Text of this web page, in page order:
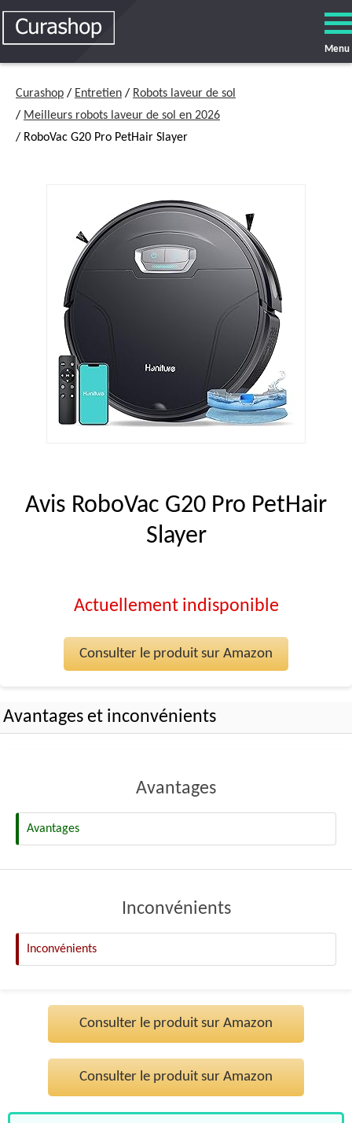
Menu
Curashop / Entretien / Robots laveur de sol
/ Meilleurs robots laveur de sol en 2026
/ RoboVac G20 Pro PetHair Slayer
Avis RoboVac G20 Pro PetHair
Slayer
Actuellement indisponible
Consulter le produit sur Amazon
Avantages et inconvénients
Avantages
Avantages
Inconvénients
Inconvénients
Consulter le produit sur Amazon
Consulter le produit sur Amazon